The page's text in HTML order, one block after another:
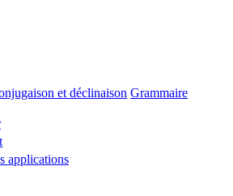
et déclinaison Grammaire
applications